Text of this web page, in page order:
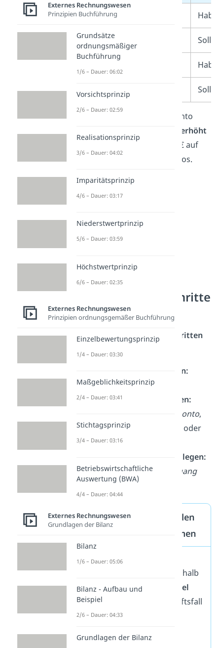
Aktivkonto
Passivkonto Soll
Ertragskonto Soll
➡️Beispiel:
Wenn sich das Konto
um 500 € erhöht
, erfasst du die 500 € auf
der
des Kassenkontos.
Soll und Haben
bestimmen — 3 Schritte
Um Soll und Haben richtig zu
bestimmen gehst du in
3 Schritten
vor:
Schritt 1: Konto identifizieren:
Welches Konto ist betroffen?
Schritt 2: Kontoart bestimmen:
Aktivkonto,
Passivkonto,Aufwandskonto
oder
Ertragskonto?
Schritt 3: Buchungsseite festlegen:
Handelt es sich um einen
Zugang
oder einenAbgang
Buchungssätze: So spielen
Soll und Haben zusammen
Die Bilanz muss immer im
bleiben. Deshalb
kannst du dir die
Grundregel
merken, dass jeder Geschäftsfall
mindestens zwei
Sollseite
Externes Rechnungswesen
Prinzipien Buchführung
Grundsätze
ordnungsmäßiger
Buchführung
1/6 – Dauer: 06:02
Vorsichtsprinzip
2/6 – Dauer: 02:59
Realisationsprinzip
3/6 – Dauer: 04:02
Imparitätsprinzip
4/6 – Dauer: 03:17
Niederstwertprinzip
5/6 – Dauer: 03:59
Höchstwertprinzip
6/6 – Dauer: 02:35
Externes Rechnungswesen
Prinzipien ordnungsgemäßer Buchführung
Einzelbewertungsprinzip
1/4 – Dauer: 03:30
Maßgeblichkeitsprinzip
2/4 – Dauer: 03:41
Stichtagsprinzip
3/4 – Dauer: 03:16
Betriebswirtschaftliche
Auswertung (BWA)
4/4 – Dauer: 04:44
Externes Rechnungswesen
Grundlagen der Bilanz
Bilanz
1/6 – Dauer: 05:06
Bilanz - Aufbau und
Beispiel
2/6 – Dauer: 04:33
Grundlagen der Bilanz